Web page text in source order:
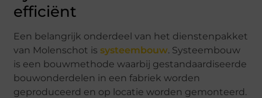
efficiënt
Een belangrijk onderdeel van het dienstenpakket
van Molenschot issysteembouw. Systeembouw
is een bouwmethode waarbij gestandaardiseerde
bouwonderdelen in een fabriek worden
geproduceerd en op locatie worden gemonteerd.